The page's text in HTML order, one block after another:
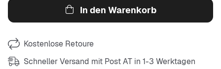
In den Warenkorb
Kostenlose Retoure
Schneller Versand mit Post AT in 1-3 Werktagen